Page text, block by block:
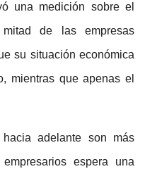
una medición sobre el
de las empresas
su situación económica
mientras que apenas el
adelante son más
espera una